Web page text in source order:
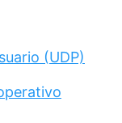
(UDP)